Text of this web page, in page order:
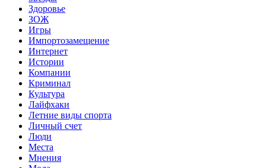
Здоровье
ЗОЖ
Игры
Импортозамещение
Интернет
Истории
Компании
Криминал
Культура
Лайфхаки
Летние виды спорта
Личный счет
Люди
Места
Мнения